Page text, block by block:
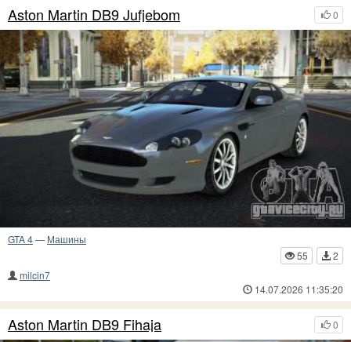
0
Aston Martin DB9 Jufjebom
GTA 4— Машины
55
2
milcin7
14.07.2026 11:35:20
0
Aston Martin DB9 Fihaja